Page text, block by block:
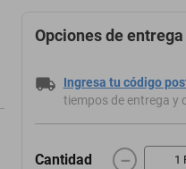
Opciones de entrega
Ingresa tu código
tiempos de entrega y
Cantidad －